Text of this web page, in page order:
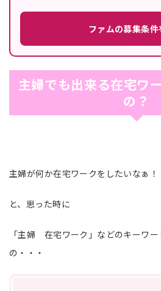
ファムの募集条件
主婦でも出来る在宅ワ
の？
主婦が何か在宅ワークをしたいなぁ！
と、思った時に
「主婦 在宅ワーク」などのキーワ
の・・・